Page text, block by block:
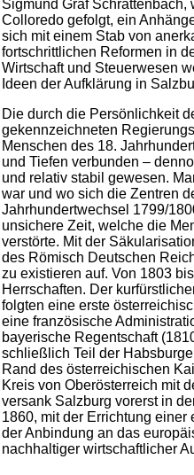
Sigmund Graf
Colloredo gefolgt, ein
sich mit einem Stab von
fortschrittlichen Reformen in
Wirtschaft und Steuerwesen
Ideen der Aufklärung in
Die durch die Persönlichkeit
gekennzeichneten
Menschen des 18.
und Tiefen verbunden –
und relativ stabil gewesen.
war und wo sich die Zentren
Jahrhundertwechsel 1799/
unsichere Zeit, welche die
verstörte. Mit der
des Römisch Deutschen
zu existieren auf. Von 1803
Herrschaften. Der
folgten eine erste
eine französische
bayerische Regentschaft
schließlich Teil der
Rand des österreichischen
Kreis von Oberösterreich mit
versank Salzburg vorerst in
1860, mit der Errichtung
der Anbindung an das
nachhaltiger wirtschaftlicher